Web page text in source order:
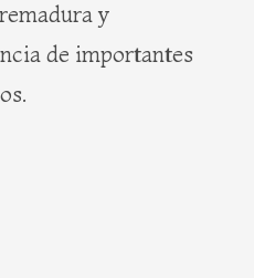
y
de importantes